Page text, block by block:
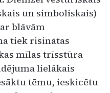
un simboliskais)
blāvām
tiek risinātas
mīlas trīsstūra
lielākais
tēmu, ieskicētu